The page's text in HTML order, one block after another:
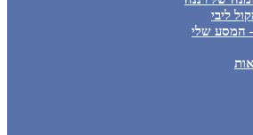
ליבי
המסע שלי